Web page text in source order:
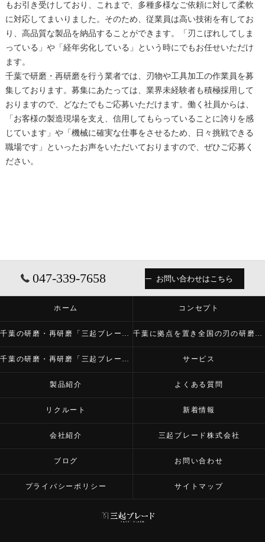
もお引き受けしており、これまで、多種多様なご依頼に対して柔軟
に対応してまいりました。そのため、従業員は高い技術を有してお
り、高品質な製品を納品することができます。「刃こぼれしてしま
っている」や「経年劣化している」という時にでもお任せいただけ
ます。
千葉で研磨・再研磨を行う業者では、刃物や工具加工の作業員を募
集しております。募集にあたっては、業界未経験者も積極採用して
おりますので、どなたでもご応募いただけます。働く社員からは、
「お客様の製造現場を支え、信用してもらっていることに誇りを感
じています」や「機械に確実な仕事をさせるため、日々挑戦できる
職場です」といったお声をいただいておりますので、ぜひご応募く
ださい。
047-339-7658 お問い合わせはこちら
ホーム コンセプト
千葉の研磨・再研磨「三起ブレード株式会社」について 千葉に拠点を置き全国の刃の研磨・再研磨をする「三起ブレード株式会社」が必要とされる理由
千葉の研磨・再研磨「三起ブレード株式会社」の内容について サービス
製品紹介 よくある質問
リクルート 新着情報
会社紹介 三起ブレード株式会社
ブログ お問い合わせ
プライバシーポリシー サイトマップ